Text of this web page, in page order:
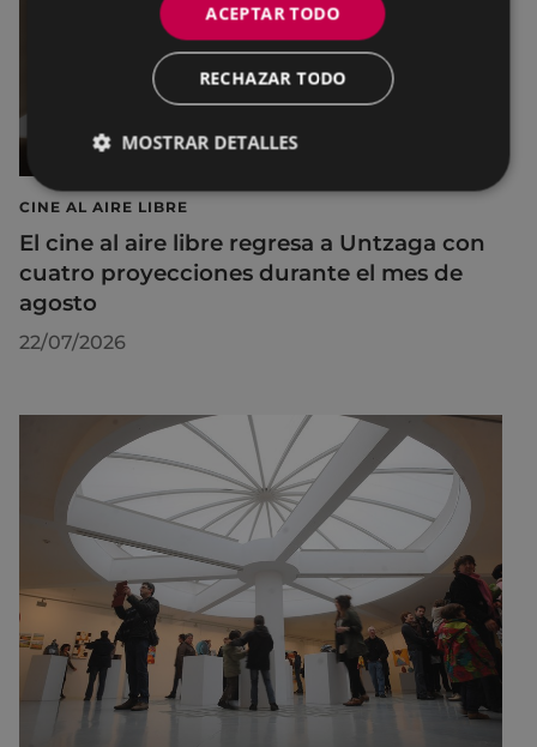
CINE AL AIRE LIBRE
El cine al aire libre regresa a Untzaga con
cuatro proyecciones durante el mes de
agosto
22/07/2026
ACEPTAR TODO
RECHAZAR TODO
MOSTRAR DETALLES